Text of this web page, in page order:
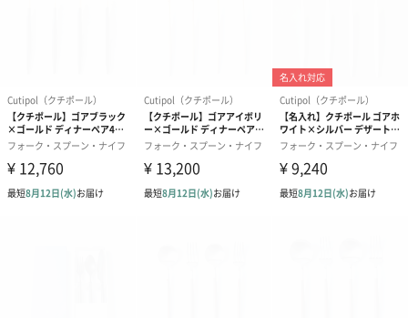
テディベア（バニラ）
テディベア（
ル）（1,760円
紅茶・コーヒー・スイーツ